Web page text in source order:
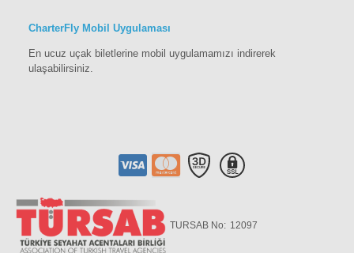
CharterFly Mobil Uygulaması
En ucuz uçak biletlerine mobil uygulamamızı indirerek
ulaşabilirsiniz.
TURSAB No: 12097